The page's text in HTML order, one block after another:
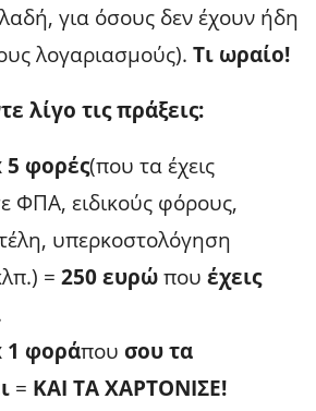
για όσους δεν έχουν ήδη
λογαριασμούς). Τι ωραίο!
λίγο τις πράξεις:
5 φορές(που τα έχεις
ΦΠΑ, ειδικούς φόρους,
υπερκοστολόγηση
= 250 ευρώπου έχεις
1 φοράπου σου τα
= ΚΑΙ ΤΑ ΧΑΡΤΟΝΙΣΕ!